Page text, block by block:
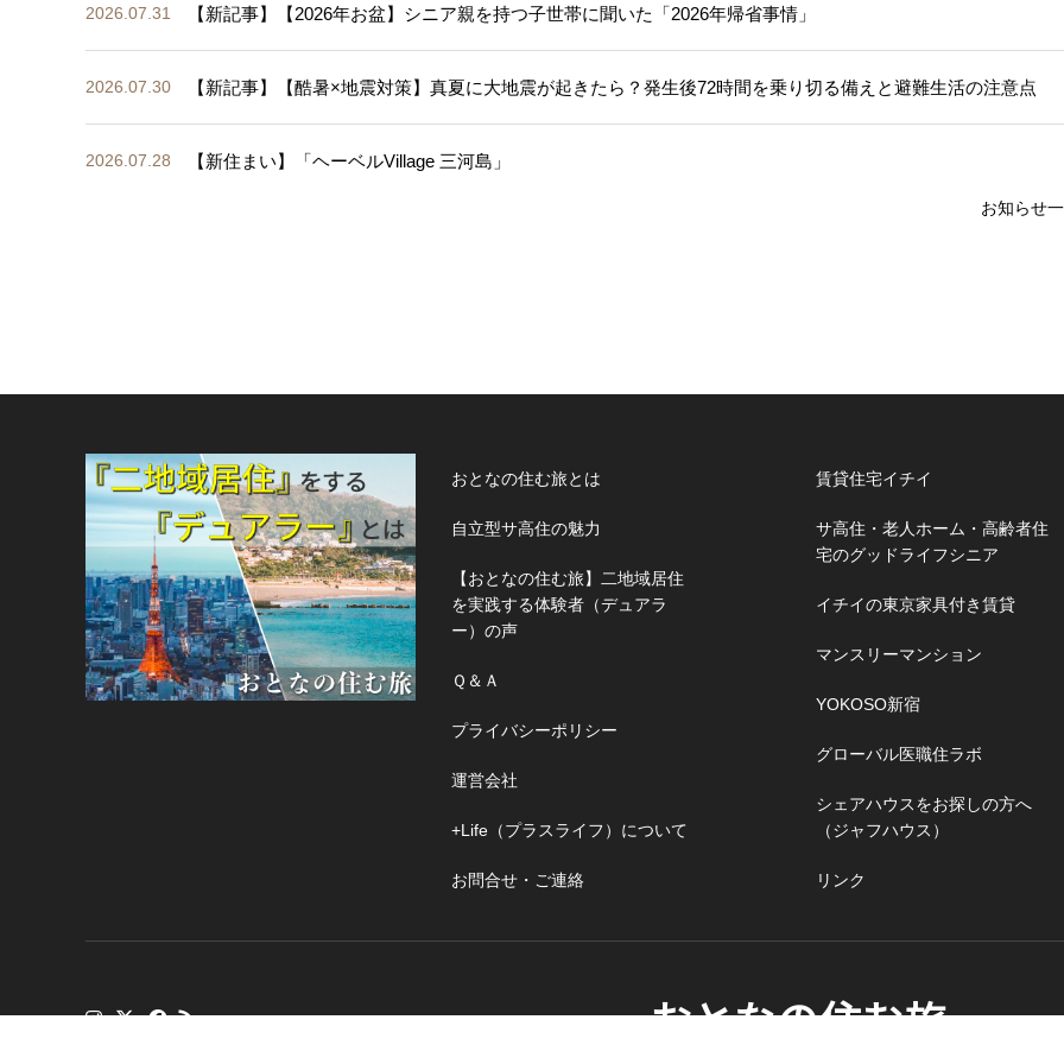
2026.07.31 【新記事】【2026年お盆】シニア親を持つ子世帯に聞いた「2026年帰省事情」
2026.07.30 【新記事】【酷暑×地震対策】真夏に大地震が起きたら？発生後72時間を乗り切る備えと避難生活の注意点
2026.07.28 【新住まい】「ヘーベルVillage 三河島」
お知らせ
おとなの住む旅とは
自立型サ高住の魅力
【おとなの住む旅】二地域居住
を実践する体験者（デュアラ
ー）の声
Ｑ＆Ａ
プライバシーポリシー
運営会社
+Life（プラスライフ）について
お問合せ・ご連絡
賃貸住宅イチイ
サ高住・老人ホーム・高齢者住
宅のグッドライフシニア
イチイの東京家具付き賃貸
マンスリーマンション
YOKOSO新宿
グローバル医職住ラボ
シェアハウスをお探しの方へ
（ジャフハウス）
リンク
おとなの住む旅